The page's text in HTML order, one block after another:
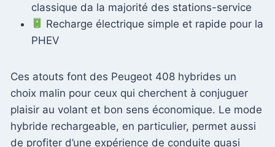
classique da la majorité des stations-service
Recharge électrique simple et rapide pour la
PHEV
Ces atouts font des Peugeot 408 hybrides un
choix malin pour ceux qui cherchent à conjuguer
plaisir au volant et bon sens économique. Le mode
hybride rechargeable, en particulier, permet aussi
de profiter d’une expérience de conduite quasi